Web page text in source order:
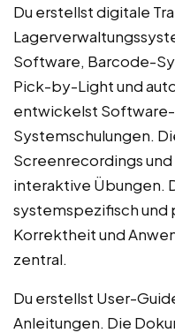
Du erstellst digitale
Software, Barcode-
Pick-by-Light und
entwickelst Software-
Systemschulungen.
Screenrecordings
interaktive Übungen.
systemspezifisch und
Korrektheit und
zentral.
Du erstellst User-
Anleitungen. Die